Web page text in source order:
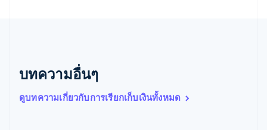
บทความอื่นๆ
ดูบทความเกี่ยวกับการเรียกเก็บเงินทั้งหมด
NederlandsFrançais
โปรตุเกส
PortuguêsEnglish